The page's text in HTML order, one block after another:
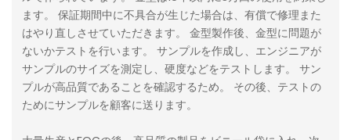
ます。 保証期間中に不具合が生じた場合は、有償で修理また
はやり直しさせていただきます。金型製作後、金型に問題が
ないかテストを行います。 サンプルを作成し、エンジニアが
サンプルのサイズを測定し、硬度などをテストします。 サン
プルが高品質であることを確認するため。 その後、テストの
ためにサンプルを顧客に送ります。